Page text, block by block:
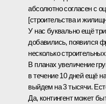
абсолютно согласен с
[строительства и
У нас буквально ещё
добавились, появился
несколько
В планах увеличение
в течение 10 дней ещё
выйдем на 3 тысячи.
Да, контингент может